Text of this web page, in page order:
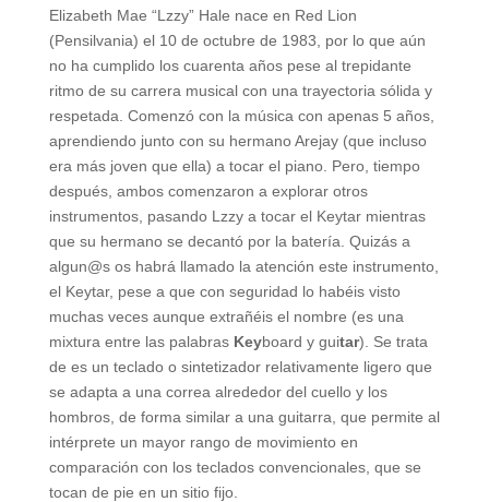
Elizabeth Mae “Lzzy” Hale nace en Red Lion
(Pensilvania) el 10 de octubre de 1983, por lo que aún
no ha cumplido los cuarenta años pese al trepidante
ritmo de su carrera musical con una trayectoria sólida y
respetada. Comenzó con la música con apenas 5 años,
aprendiendo junto con su hermano Arejay (que incluso
era más joven que ella) a tocar el piano. Pero, tiempo
después, ambos comenzaron a explorar otros
instrumentos, pasando Lzzy a tocar el Keytar mientras
que su hermano se decantó por la batería. Quizás a
algun@s os habrá llamado la atención este instrumento,
el Keytar, pese a que con seguridad lo habéis visto
muchas veces aunque extrañéis el nombre (es una
mixtura entre las palabrasKeyboard y guitar). Se trata
de es un teclado o sintetizador relativamente ligero que
se adapta a una correa alrededor del cuello y los
hombros, de forma similar a una guitarra, que permite al
intérprete un mayor rango de movimiento en
comparación con los teclados convencionales, que se
tocan de pie en un sitio fijo.